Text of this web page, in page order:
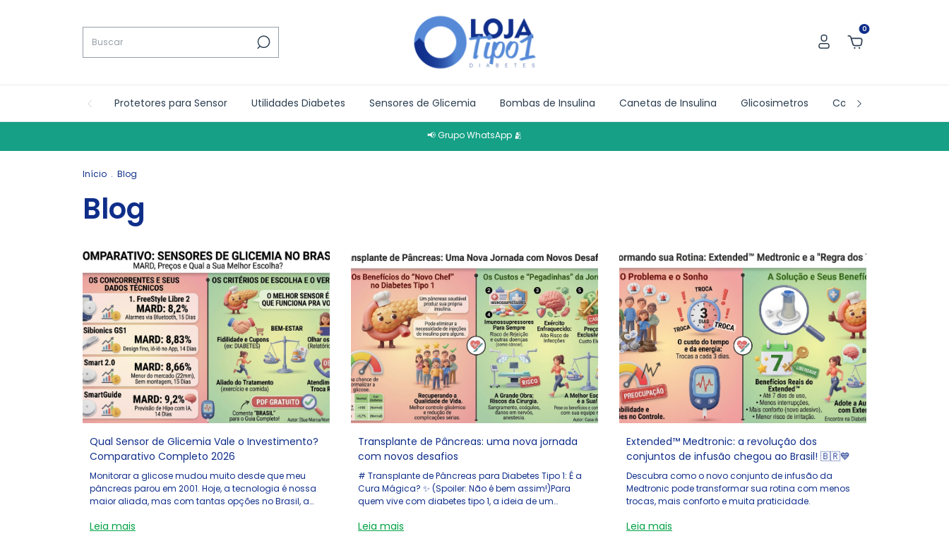
0
Protetores para Sensor Utilidades Diabetes Sensores de Glicemia Bombas de Insulina Canetas de Insulina Glicosimetros Collab´s
📢 Grupo WhatsApp 🫂
Início . Blog
Blog
Qual Sensor de Glicemia Vale o Investimento?
Comparativo Completo 2026
Monitorar a glicose mudou muito desde que meu
pâncreas parou em 2001. Hoje, a tecnologia é nossa
maior aliada, mas com tantas opções no Brasil, a
Leia mais
Transplante de Pâncreas: uma nova jornada
com novos desafios
# Transplante de Pâncreas para Diabetes Tipo 1: É a
Cura Mágica? ✨ (Spoiler: Não é bem assim!)Para
quem vive com diabetes tipo 1, a ideia de um
finalmente, se livrar das injeções de insulina! 💉 Mas
Leia mais
Extended™ Medtronic: a revolução dos
conjuntos de infusão chegou ao Brasil! 🇧🇷💙
Descubra como o novo conjunto de infusão da
Medtronic pode transformar sua rotina com menos
trocas, mais conforto e muita praticidade.
Leia mais